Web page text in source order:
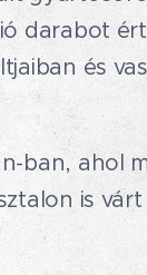
darabot
és
ban, ahol
is